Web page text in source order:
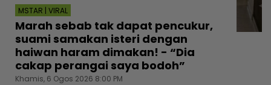
MSTAR | VIRAL
Marah sebab tak dapat pencukur,
suami samakan isteri dengan
haiwan haram dimakan! - “Dia
cakap perangai saya bodoh”
Khamis, 6 Ogos 2026 8:00 PM